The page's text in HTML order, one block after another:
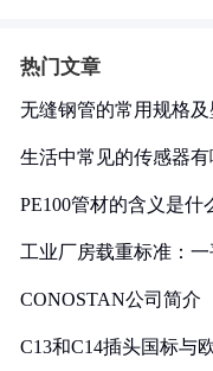
热门文章
无缝钢管的常用规格
生活中常见的传感器
PE100管材的含义是什
工业厂房载重标准：
CONOSTAN公司简介
C13和C14插头国标与